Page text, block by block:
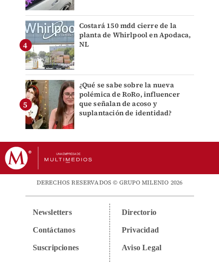
Costará 150 mdd cierre de la
planta de Whirlpool en Apodaca,
NL
¿Qué se sabe sobre la nueva
polémica de RoRo, influencer
que señalan de acoso y
suplantación de identidad?
DERECHOS RESERVADOS © GRUPO MILENIO 2026
Newsletters
Contáctanos
Suscripciones
Directorio
Privacidad
Aviso Legal